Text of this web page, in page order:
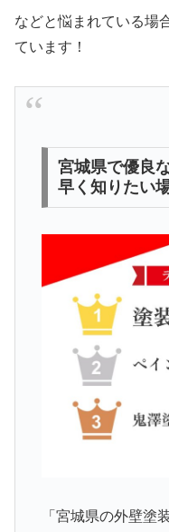
などと悩まれている場
ています！
宮城県で優良
早く知りたい
「宮城県の外壁塗